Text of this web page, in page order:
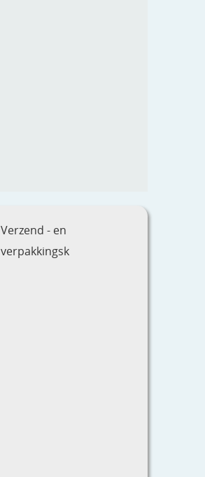
Verzend - en
verpakkingsk